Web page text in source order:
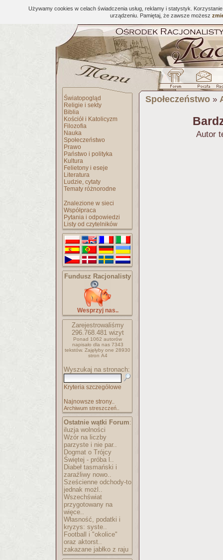
Używamy cookies w celach świadczenia usług, reklamy i statystyk.
urządzeniu. Pamiętaj, że zawsze możesz
Światopogląd
Religie i sekty
Biblia
Kościół i Katolicyzm
Filozofia
Nauka
Społeczeństwo
Prawo
Państwo i polityka
Kultura
Felietony i eseje
Literatura
Ludzie, cytaty
Tematy różnorodne
Znalezione w sieci
Współpraca
Pytania i odpowiedzi
Listy od czytelników
Fundusz Racjonalisty
Wesprzyj nas..
Zarejestrowaliśmy
296.768.481wizyt
Ponad 1062 autorów
napisało dla nas 7343
tekstów. Zajęłyby one 28930
stron A4
Wyszukaj na stronach:
Kryteria szczegółowe
Najnowsze strony..
Archiwum streszczeń..
Ostatnie wątki Forum:
iluzja wolności
Wzór na liczby
parzyste i nie par..
Dogmat o Trójcy
Świętej - próba l..
Diabeł tasmański i
zaraźliwy nowo..
Sześcienne odchody-to
jednak możl..
Wszechświat
przygotowany na
więce..
Własność, podatki i
kryzys: syste..
Football i "okolice"
oraz aktorst..
zakazane jabłko z raju
Społeczeństwo »
Autor